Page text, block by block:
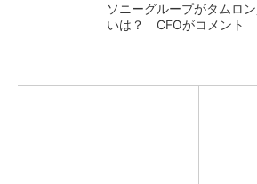
ソニーグループがタムロ
いは？ CFOがコメント